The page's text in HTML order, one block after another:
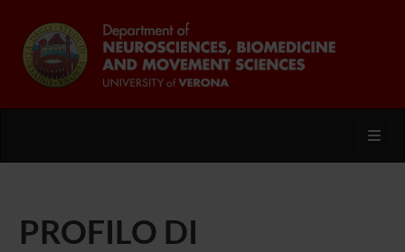
PROFILO DI